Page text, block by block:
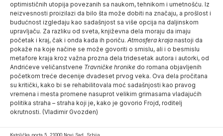
optimističnih utopija povezanih sa naukom, tehnikom i umetnošću. Iz
neizvesnosti proizilazi da bilo šta može dobiti na značaju, a prošlost i
budućnost izgledaju kao sadašnjost sa više opcija na daljinskom
upravljaču. Za razliku od sveta, književna dela moraju da imaju
početak i kraj, čak i onda kada ih poriču. Atmosfera kraja nastoji da
pokaže na koje načine se može govoriti o smislu, ali i o besmislu
metafore kraja kroz važna prozna dela tridesetak autora i autorki, od
Andrićeve veličanstvene Travničke hronike do romana objavljenih
početkom treće decenije dvadeset prvog veka. Ova dela pročitana
su kritički, kako bi se rehabilitovala moć sadašnjosti kao pravog
vremena i mesta promene nasuprot velikim grimasama vladajućih
politika straha – straha koji je, kako je govorio Frojd, roditelj
okrutnosti. (Vladimir Gvozden)
Katolička porta 5, 21000 Novi Sad, Srbija